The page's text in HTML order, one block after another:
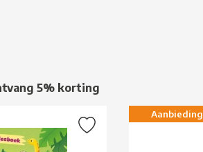
5% korting
Aanbieding